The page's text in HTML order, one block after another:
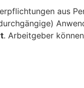
aus
. Arbeitgeber